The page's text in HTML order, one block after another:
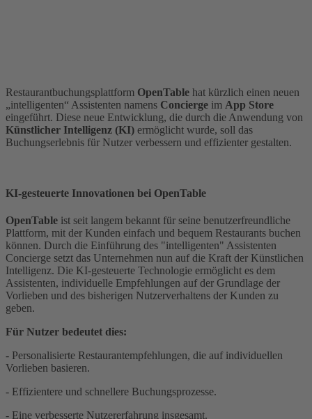
Restaurantbuchungsplattform OpenTable hat kürzlich einen neuen
„intelligenten“ Assistenten namens Concierge im App Store
eingeführt. Diese neue Entwicklung, die durch die Anwendung von
Künstlicher Intelligenz (KI) ermöglicht wurde, soll das
Buchungserlebnis für Nutzer verbessern und effizienter gestalten.
KI-gesteuerte Innovationen bei OpenTable
OpenTable ist seit langem bekannt für seine benutzerfreundliche
Plattform, mit der Kunden einfach und bequem Restaurants buchen
können. Durch die Einführung des "intelligenten" Assistenten
Concierge setzt das Unternehmen nun auf die Kraft der Künstlichen
Intelligenz. Die KI-gesteuerte Technologie ermöglicht es dem
Assistenten, individuelle Empfehlungen auf der Grundlage der
Vorlieben und des bisherigen Nutzerverhaltens der Kunden zu
geben.
Für Nutzer bedeutet dies:
- Personalisierte Restaurantempfehlungen, die auf individuellen
Vorlieben basieren.
- Effizientere und schnellere Buchungsprozesse.
- Eine verbesserte Nutzererfahrung insgesamt.